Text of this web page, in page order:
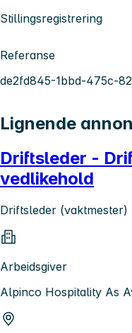
Stillingsregistrering
Referanse
de2fd845-1bbd-475c-
Lignende
Driftsleder -
vedlikehold
Driftsleder (vaktmester)
Arbeidsgiver
Alpinco Hospitality As